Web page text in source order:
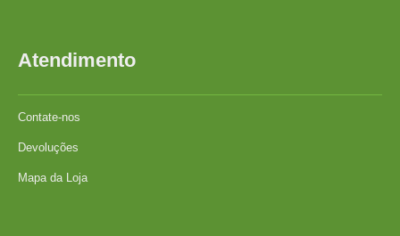
Atendimento
Contate-nos
Devoluções
Mapa da Loja